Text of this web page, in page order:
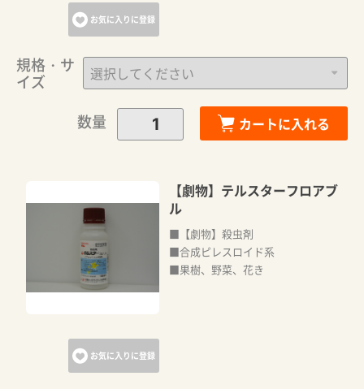
お気に入りに登録
規格・サ
イズ
数量
カートに入れる
お気に入りに登録
【劇物】テルスターフロアブ
ル
■【劇物】殺虫剤
■合成ピレスロイド系
■果樹、野菜、花き